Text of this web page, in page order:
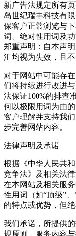
新广告法规定所有
岛世纪瑞丰科技有
保客户正常浏览与
词、绝对性用词及
郑重声明：自本声
汇均视为失效，且
对于网站中可能存
们将持续进行改进
法保证100%的排查
何以极限用词为由
客户理解并支持我
步完善网站内容。
法律声明及承诺
根据《中华人民共
竞争法》及相关法
在本网站及相关服
性用词（如“顶级”
的特点或优势，但
我们承诺，所提供
规原则，服务内容